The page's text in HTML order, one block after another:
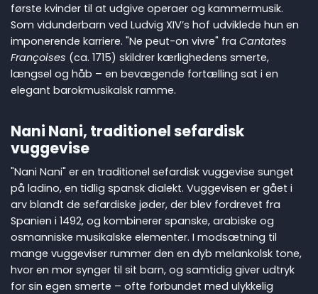
første kvinder til at udgive operaer og kammermusik.
Som vidunderbarn ved Ludvig XIV’s hof udviklede hun en
imponerende karriere. "Ne peut-on vivre" fra Cantates
Françoises (ca. 1715) skildrer kærlighedens smerte,
længsel og håb – en bevægende fortælling sat i en
elegant barokmusikalsk ramme.
Nani Nani, traditionel sefardisk
vuggevise
"Nani Nani" er en traditionel sefardisk vuggevise sunget
på ladino, en tidlig spansk dialekt. Vuggevisen er gået i
arv blandt de sefardiske jøder, der blev fordrevet fra
Spanien i 1492, og kombinerer spanske, arabiske og
osmanniske musikalske elementer. I modsætning til
mange vuggeviser rummer den en dyb melankolsk tone,
hvor en mor synger til sit barn, og samtidig giver udtryk
for sin egen smerte – ofte forbundet med ulykkelig